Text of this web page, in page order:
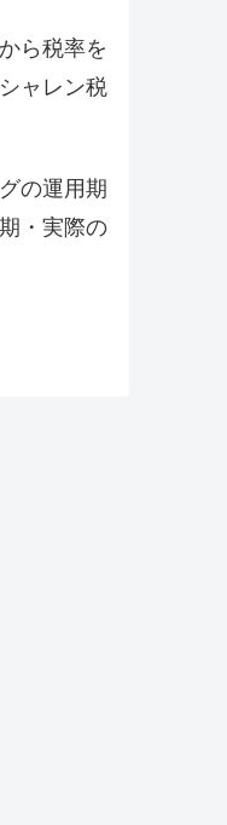
ら税率を
ャレン税
の運用期
・実際の